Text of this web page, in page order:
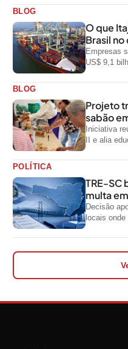
BLOG
O que
Brasil
Empresas
US$ 9,1
BLOG
Projeto
sabão
Iniciativa
II e alia
POLÍTICA
TRE-SC
multa
Decisão
locais